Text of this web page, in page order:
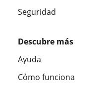
Seguridad
Descubre más
Ayuda
Cómo funciona